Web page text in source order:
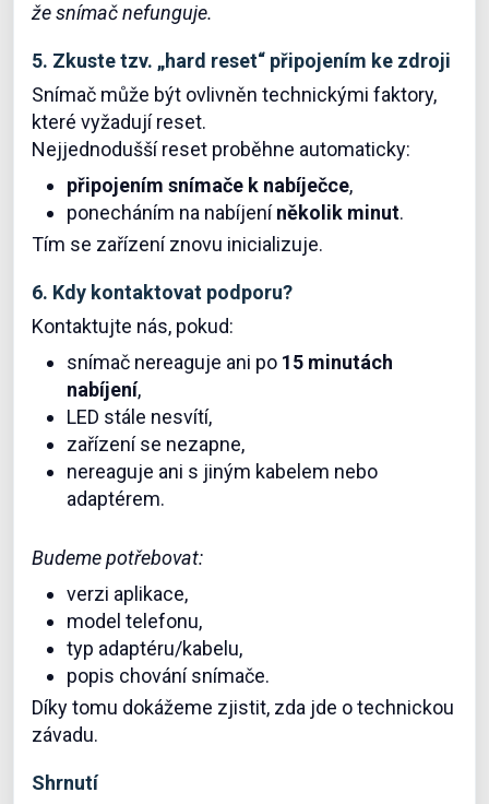
že snímač nefunguje.
5. Zkuste tzv. „hard reset“ připojením ke zdroji
Snímač může být ovlivněn technickými faktory,
které vyžadují reset.
Nejjednodušší reset proběhne automaticky:
připojením snímače k nabíječce,
ponecháním na nabíjeníněkolik minut.
Tím se zařízení znovu inicializuje.
6. Kdy kontaktovat podporu?
Kontaktujte nás, pokud:
snímač nereaguje ani po 15 minutách
nabíjení,
LED stále nesvítí,
zařízení se nezapne,
nereaguje ani s jiným kabelem nebo
adaptérem.
Budeme potřebovat:
verzi aplikace,
model telefonu,
typ adaptéru/kabelu,
popis chování snímače.
Díky tomu dokážeme zjistit, zda jde o technickou
závadu.
Shrnutí